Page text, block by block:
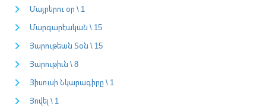
Մայրերու օր \ 1
Մարգարէական \ 15
Յարութեան Տօն \ 15
Յարութիւն \ 8
Յիսուսի Նկարագիրը \ 1
Յովել \ 1